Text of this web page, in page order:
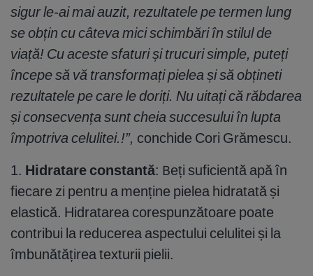
sigur le-ai mai auzit, rezultatele pe termen lung
se obțin cu câteva mici schimbări în stilul de
viață! Cu aceste sfaturi și trucuri simple, puteți
începe să vă transformați pielea și să obțineti
rezultatele pe care le doriți. Nu uitați că răbdarea
și consecvența sunt cheia succesului în lupta
împotriva celulitei.!”, conchide Cori Grămescu.
1. Hidratare constantă: Beți suficientă apă în
fiecare zi pentru a menține pielea hidratată și
elastică. Hidratarea corespunzătoare poate
contribui la reducerea aspectului celulitei și la
îmbunătățirea texturii pielii.